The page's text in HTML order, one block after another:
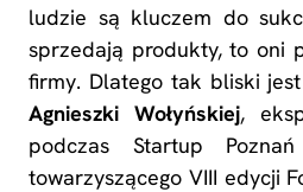
ludzie są kluczem do
sprzedają produkty, to oni
firmy. Dlatego tak bliski
Agnieszki Wołyńskiej,
podczas Startup
towarzyszącego VIII edycji